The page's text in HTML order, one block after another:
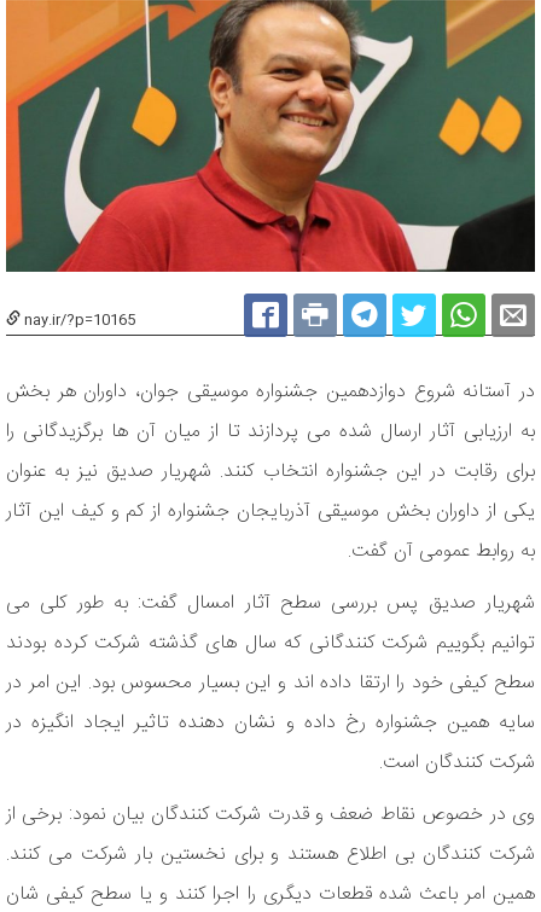
nay.ir/?p=10165
در آستانه شروع دوازدهمین جشنواره موسیقی جوان، داوران هر بخش
به ارزیابی آثار ارسال شده می پردازند تا از میان آن ها برگزیدگانی را
برای رقابت در این جشنواره انتخاب کنند. شهریار صدیق نیز به عنوان
یکی از داوران بخش موسیقی آذربایجان جشنواره از کم و کیف این آثار
به روابط عمومی آن گفت.
شهریار صدیق پس بررسی سطح آثار امسال گفت: به طور کلی می
توانیم بگوییم شرکت کنندگانی که سال های گذشته شرکت کرده بودند
سطح کیفی خود را ارتقا داده اند و این بسیار محسوس بود. این امر در
سایه همین جشنواره رخ داده و نشان دهنده تاثیر ایجاد انگیزه در
شرکت کنندگان است.
وی در خصوص نقاط ضعف و قدرت شرکت کنندگان بیان نمود: برخی از
شرکت کنندگان بی اطلاع هستند و برای نخستین بار شرکت می کنند.
همین امر باعث شده قطعات دیگری را اجرا کنند و یا سطح کیفی شان